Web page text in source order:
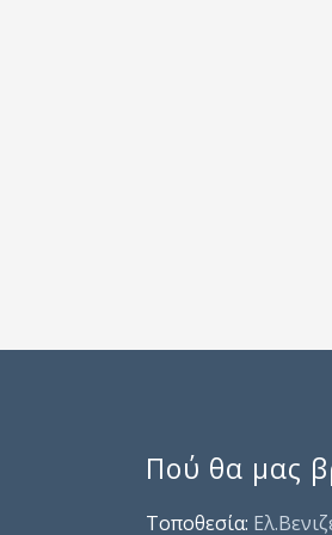
Πού θα μας
Τοποθεσία: